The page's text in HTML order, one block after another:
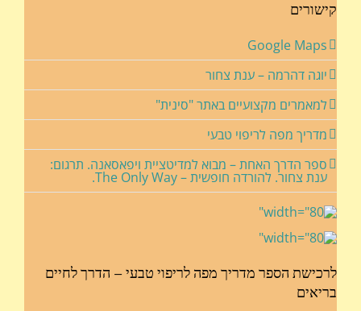
קישורים
Google Maps
יוגה דהרמה – ענת צחור
למאמרים מקצועיים באתר "סינית"
מדריך מפה לריפוי טבעי
ספר הדרך האחת – מבוא למדיטציית ויפאסאנה. תרגום:
ענת צחור. להורדה חופשית – The Only Way.
לרכישת הספר מדריך מפה לריפוי טבעי – הדרך לחיים
בריאים